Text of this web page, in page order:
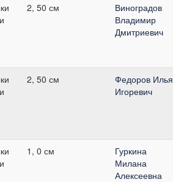
2, 50 см
Виноградов
Владимир
Дмитриевич
2, 50 см
Федоров Илья
Игоревич
1, 0 см
Гуркина
Милана
Алексеевна